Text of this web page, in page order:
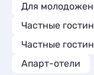
Для
Частные
Частные
Апарт-отели